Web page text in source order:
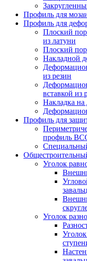
Профиль для
Профиль для
Плоский
из латуни
Плоский
Накладной
из резин
вставкой из
Накладка
Профиль для
профиль
Уголок
Уголок